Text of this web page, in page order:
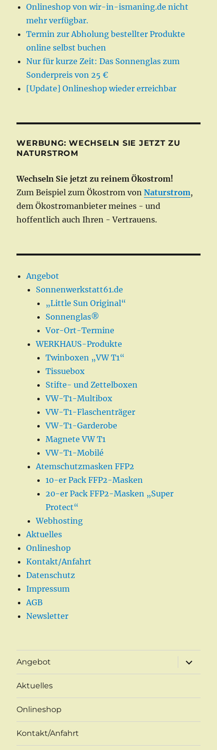
Onlineshop von wir-in-ismaning.de nicht
mehr verfügbar.
Termin zur Abholung bestellter Produkte
online selbst buchen
Nur für kurze Zeit: Das Sonnenglas zum
Sonderpreis von 25 €
[Update] Onlineshop wieder erreichbar
WERBUNG: WECHSELN SIE JETZT ZU
NATURSTROM
Wechseln Sie jetzt zu reinem Ökostrom!
Zum Beispiel zum Ökostrom vonNaturstrom,
dem Ökostromanbieter meines - und
hoffentlich auch Ihren - Vertrauens.
Angebot
Sonnenwerkstatt61.de
„Little Sun Original“
Sonnenglas®
Vor-Ort-Termine
WERKHAUS-Produkte
Twinboxen „VW T1“
Tissuebox
Stifte- und Zettelboxen
VW-T1-Multibox
VW-T1-Flaschenträger
VW-T1-Garderobe
Magnete VW T1
VW-T1-Mobilé
Atemschutzmasken FFP2
10-er Pack FFP2-Masken
20-er Pack FFP2-Masken „Super
Protect“
Webhosting
Aktuelles
Onlineshop
Kontakt/Anfahrt
Datenschutz
Impressum
AGB
Newsletter
Angebot
öffnen
Aktuelles
Onlineshop
Kontakt/Anfahrt